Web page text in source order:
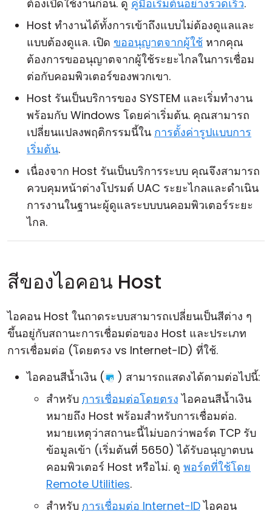
ต้องเปิดใช้งานก่อน. ดู คู่มือเริ่มต้นอย่างรวดเร็ว.
Host ทำงานได้ทั้งการเข้าถึงแบบไม่ต้องดูแลและ
แบบต้องดูแล. เปิด ขออนุญาตจากผู้ใช้ หากคุณ
ต้องการขออนุญาตจากผู้ใช้ระยะไกลในการเชื่อม
ต่อกับคอมพิวเตอร์ของพวกเขา.
Host รันเป็นบริการของ SYSTEM และเริ่มทำงาน
พร้อมกับ Windows โดยค่าเริ่มต้น. คุณสามารถ
เปลี่ยนแปลงพฤติกรรมนี้ใน การตั้งค่ารูปแบบการ
เริ่มต้น.
เนื่องจาก Host รันเป็นบริการระบบ คุณจึงสามารถ
ควบคุมหน้าต่างโปรมต์ UAC ระยะไกลและดำเนิน
การงานในฐานะผู้ดูแลระบบบนคอมพิวเตอร์ระยะ
ไกล.
สีของไอคอน Host
ไอคอน Host ในถาดระบบสามารถเปลี่ยนเป็นสีต่าง ๆ
ขึ้นอยู่กับสถานะการเชื่อมต่อของ Host และประเภท
การเชื่อมต่อ (โดยตรง vs Internet-ID) ที่ใช้.
ไอคอนสีน้ำเงิน (
) สามารถแสดงได้ตามต่อไปนี้:
สำหรับ การเชื่อมต่อโดยตรง ไอคอนสีน้ำเงิน
หมายถึง Host พร้อมสำหรับการเชื่อมต่อ.
หมายเหตุว่าสถานะนี้ไม่บอกว่าพอร์ต TCP รับ
ข้อมูลเข้า (เริ่มต้นที่ 5650) ได้รับอนุญาตบน
คอมพิวเตอร์ Host หรือไม่. ดู พอร์ตที่ใช้โดย
Remote Utilities.
สำหรับ การเชื่อมต่อ Internet-IDไอคอน